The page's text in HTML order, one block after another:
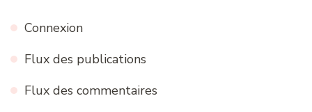
Connexion
Flux des publications
Flux des commentaires